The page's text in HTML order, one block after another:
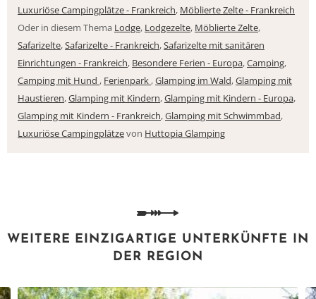
Luxuriöse Campingplätze - Frankreich, Möblierte Zelte - Frankreich
Oder in diesem Thema Lodge, Lodgezelte, Möblierte Zelte,
Safarizelte,Safarizelte - Frankreich,Safarizelte mit sanitären
Einrichtungen - Frankreich, Besondere Ferien - Europa,Camping,
Camping mit Hund , Ferienpark ,Glamping im Wald,Glamping mit
Haustieren,Glamping mit Kindern,Glamping mit Kindern - Europa,
Glamping mit Kindern - Frankreich,Glamping mit Schwimmbad,
Luxuriöse Campingplätzevon Huttopia Glamping
WEITERE EINZIGARTIGE UNTERKÜNFTE IN
DER REGION